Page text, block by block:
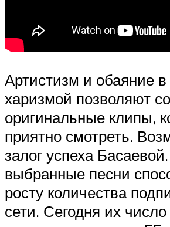
Артистизм и обаяние в
харизмой позволяют
оригинальные клипы,
приятно смотреть.
залог успеха
выбранные песни
росту количества
сети. Сегодня их